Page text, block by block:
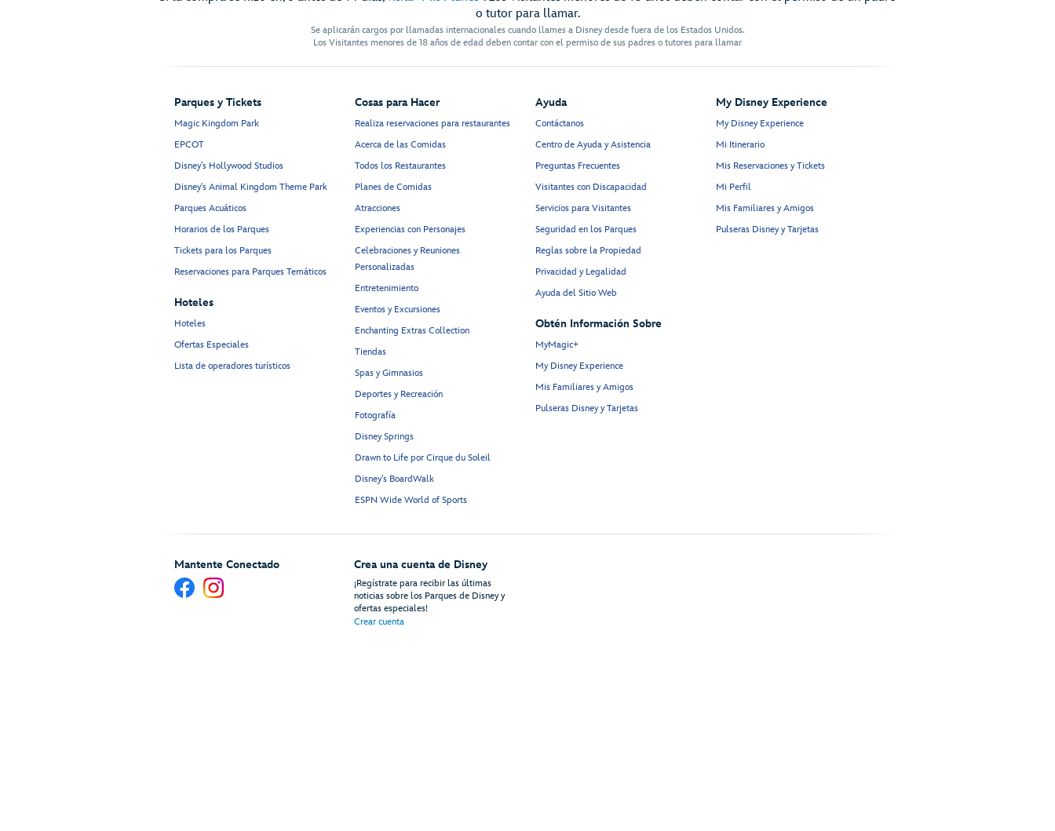
o tutor para llamar.
Se aplicarán cargos por llamadas internacionales cuando llames a Disney desde fuera de los Estados Unidos.
Los Visitantes menores de 18 años de edad deben contar con el permiso de sus padres o tutores para llamar
Parques y Tickets
Magic Kingdom Park
EPCOT
Disney’s Hollywood Studios
Disney's Animal Kingdom Theme Park
Parques Acuáticos
Horarios de los Parques
Tickets para los Parques
Reservaciones para Parques Temáticos
Hoteles
Hoteles
Ofertas Especiales
Lista de operadores turísticos
Cosas para Hacer
Realiza reservaciones para restaurantes
Acerca de las Comidas
Todos los Restaurantes
Planes de Comidas
Atracciones
Experiencias con Personajes
Celebraciones y Reuniones
Personalizadas
Entretenimiento
Eventos y Excursiones
Enchanting Extras Collection
Tiendas
Spas y Gimnasios
Deportes y Recreación
Fotografía
Disney Springs
Drawn to Life por Cirque du Soleil
Disney's BoardWalk
ESPN Wide World of Sports
Ayuda
Contáctanos
Centro de Ayuda y Asistencia
Preguntas Frecuentes
Visitantes con Discapacidad
Servicios para Visitantes
Seguridad en los Parques
Reglas sobre la Propiedad
Privacidad y Legalidad
Ayuda del Sitio Web
Obtén Información Sobre
MyMagic+
My Disney Experience
Mis Familiares y Amigos
Pulseras Disney y Tarjetas
My Disney Experience
My Disney Experience
Mi Itinerario
Mis Reservaciones y Tickets
Mi Perfil
Mis Familiares y Amigos
Pulseras Disney y Tarjetas
Mantente Conectado Crea una cuenta de Disney
¡Regístrate para recibir las últimas
noticias sobre los Parques de Disney y
ofertas especiales!
Crear cuenta